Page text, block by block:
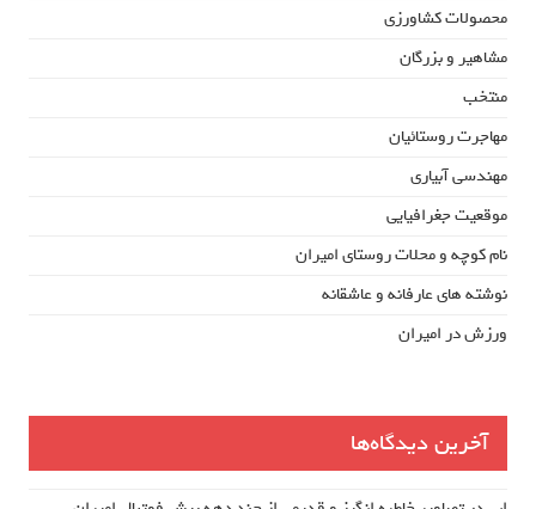
محصولات کشاورزی
مشاهیر و بزرگان
منتخب
مهاجرت روستائیان
مهندسی آبیاری
موقعیت جغرافیایی
نام کوچه و محلات روستای امیران
نوشته های عارفانه و عاشقانه
ورزش در امیران
آخرین دیدگاه‌ها